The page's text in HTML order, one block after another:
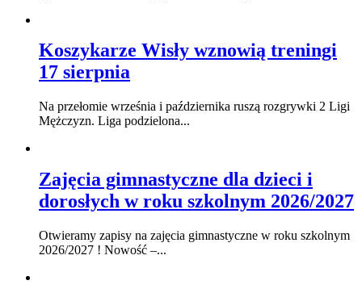
Koszykarze Wisły wznowią treningi
17 sierpnia
Na przełomie września i października ruszą rozgrywki 2 Ligi
Mężczyzn. Liga podzielona...
Zajęcia gimnastyczne dla dzieci i
dorosłych w roku szkolnym 2026/2027
Otwieramy zapisy na zajęcia gimnastyczne w roku szkolnym
2026/2027 ! Nowość –...